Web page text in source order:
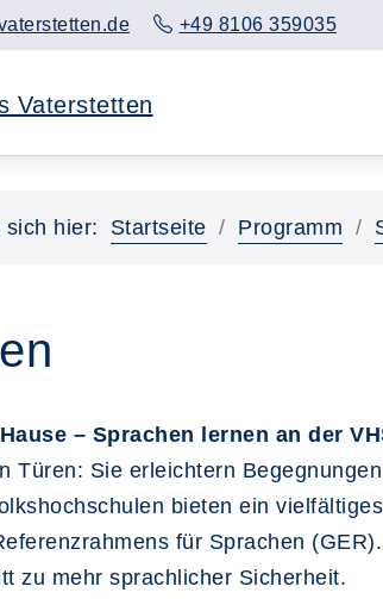
+49 8106 359035
sich hier: Startseite Programm
– Sprachen lernen an der
Türen: Sie erleichtern
bieten ein
für Sprachen
zu mehr sprachlicher Sicherheit.